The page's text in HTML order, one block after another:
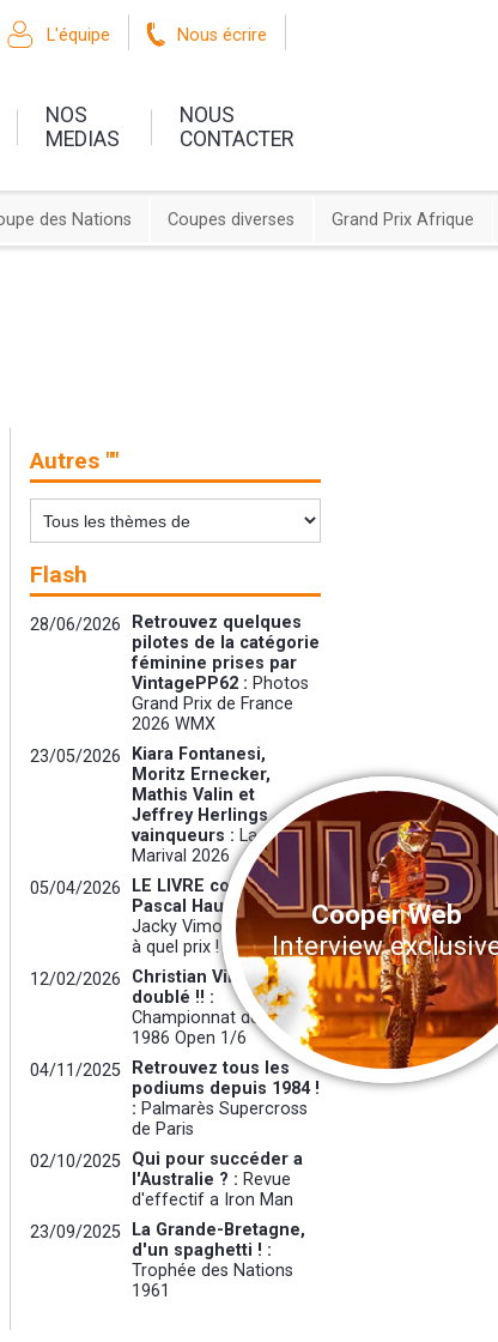
L'équipe Nous écrire
NOS
MEDIAS
NOUS
CONTACTER
des Nations Coupes diverses Grand Prix Afrique
Cooper Web
Interview
Autres ""
Flash
28/06/2026
Retrouvez quelques
pilotes de la catégorie
féminine prises par
VintagePP62 : Photos
Grand Prix de France
2026 WMX
23/05/2026
Kiara Fontanesi,
Moritz Ernecker,
Mathis Valin et
Jeffrey Herlings
vainqueurs : Lacapelle-
Marival 2026
05/04/2026
LE LIVRE coécrit avec
Pascal Haudiquert ! :
Jacky Vimond : Un titre,
à quel prix !
12/02/2026
Christian Vimond : un
doublé !! :
Championnat de France
1986 Open 1/6
04/11/2025
Retrouvez tous les
podiums depuis 1984 !
: Palmarès Supercross
de Paris
02/10/2025 Qui pour succéder a
l'Australie ? : Revue
d'effectif a Iron Man
23/09/2025
La Grande-Bretagne,
d'un spaghetti ! :
Trophée des Nations
1961